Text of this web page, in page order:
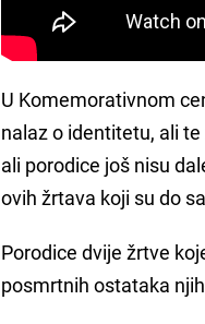
U Komemorativnom
nalaz o identitetu, ali
ali porodice još nisu
ovih žrtava koji su do
Porodice dvije žrtve
posmrtnih ostataka